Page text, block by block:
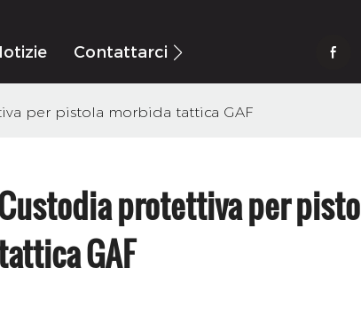
Contattarci
per pistola morbida tattica GAF
protettiva per
GAF